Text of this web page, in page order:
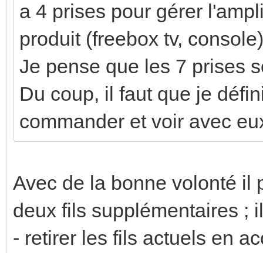
a 4 prises pour gérer
produit (freebox tv, console)
Je pense que les 7 prises
Du coup, il faut que je
commander et voir avec
Avec de la bonne volonté il
deux fils supplémentaires ;
- retirer les fils actuels en